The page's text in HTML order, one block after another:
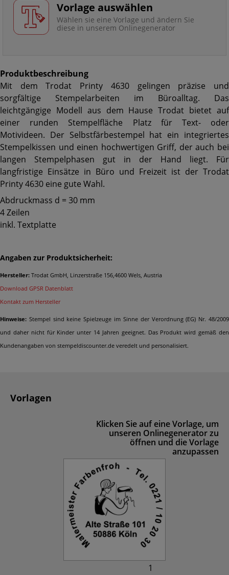
Vorlage auswählen
Wählen sie eine Vorlage und ändern Sie
diese in unserem Onlinegenerator
Produktbeschreibung
Mit dem Trodat Printy 4630 gelingen präzise und
sorgfältige Stempelarbeiten im Büroalltag. Das
leichtgängige Modell aus dem Hause Trodat bietet auf
einer runden Stempelfläche Platz für Text- oder
Motivideen. Der Selbstfärbestempel hat ein integriertes
Stempelkissen und einen hochwertigen Griff, der auch bei
langen Stempelphasen gut in der Hand liegt. Für
langfristige Einsätze in Büro und Freizeit ist der Trodat
Printy 4630 eine gute Wahl.
Abdruckmass d = 30 mm
4 Zeilen
inkl. Textplatte
Angaben zur Produktsicherheit:
Hersteller: Trodat GmbH, Linzerstraße 156,4600 Wels, Austria
Download GPSR Datenblatt
Kontakt zum Hersteller
Hinweise: Stempel sind keine Spielzeuge im Sinne der Verordnung (EG) Nr. 48/2009
und daher nicht für Kinder unter 14 Jahren geeignet. Das Produkt wird gemäß den
Kundenangaben von stempeldiscounter.de veredelt und personalisiert.
Vorlagen
Klicken Sie auf eine Vorlage, um
unseren Onlinegenerator zu
öffnen und die Vorlage
anzupassen
1